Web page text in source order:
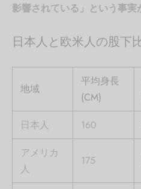
影響されている」という事実
日本人と欧米人の股下
地域
平均身長
(CM)
日本人
160
アメリカ
人
175